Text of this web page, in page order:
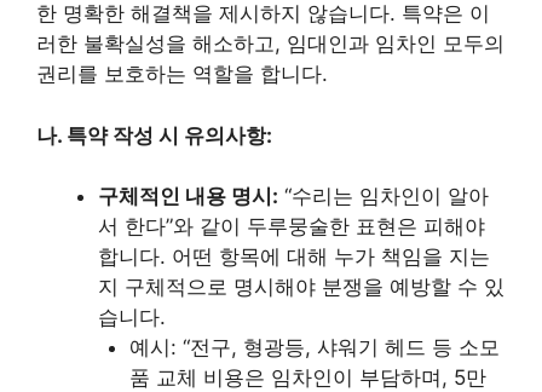
한 명확한 해결책을 제시하지 않습니다. 특약은 이
러한 불확실성을 해소하고, 임대인과 임차인 모두의
권리를 보호하는 역할을 합니다.
나. 특약 작성 시 유의사항:
구체적인 내용 명시: “수리는 임차인이 알아
서 한다”와 같이 두루뭉술한 표현은 피해야
합니다. 어떤 항목에 대해 누가 책임을 지는
지 구체적으로 명시해야 분쟁을 예방할 수 있
습니다.
예시: “전구, 형광등, 샤워기 헤드 등 소모
품 교체 비용은 임차인이 부담하며, 5만